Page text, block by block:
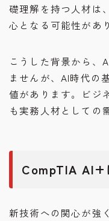
礎理解を持つ人材は
心となる可能性があ
こうした背景から、
ませんが、AI時代の
値があります。ビジ
も実務人材としての
CompTIA AI+
新技術への関心が強